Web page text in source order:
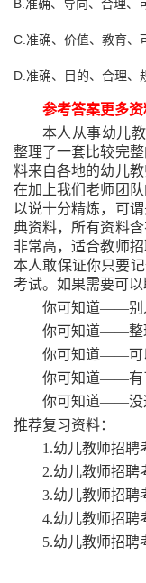
B.准确、导向、合理、
C.准确、价值、教育、
D.准确、目的、合理、
参考答案更多
本人从事幼儿
整理了一套比较完
料来自各地的幼儿
在加上我们老师团
以说十分精炼，可
典资料，所有资料
非常高，适合教师
本人敢保证你只要
考试。如果需要可以
你可知道——别
你可知道——整
你可知道——可
你可知道——有
你可知道——没
推荐复习资料：
1.幼儿教师招聘
2.幼儿教师招聘
3.幼儿教师招聘
4.幼儿教师招聘
5.幼儿教师招聘